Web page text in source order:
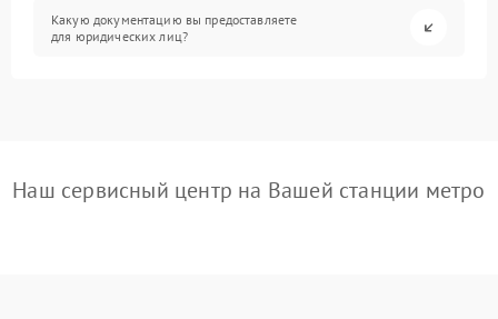
Какую документацию вы предоставляете
для юридических лиц?
Наш сервисный центр на Вашей станции метро